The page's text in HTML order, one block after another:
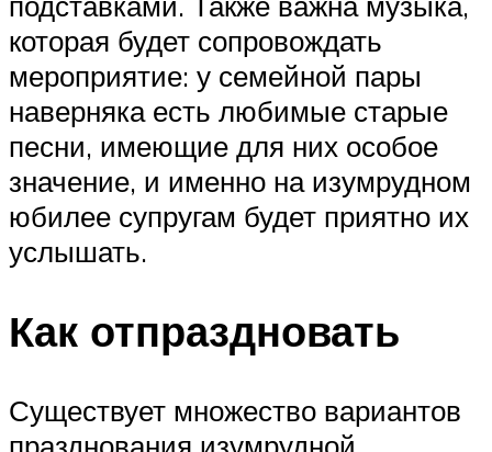
которая будет сопровождать
мероприятие: у семейной пары
наверняка есть любимые старые
песни, имеющие для них особое
значение, и именно на изумрудном
юбилее супругам будет приятно их
услышать.
Как отпраздновать
Существует множество вариантов